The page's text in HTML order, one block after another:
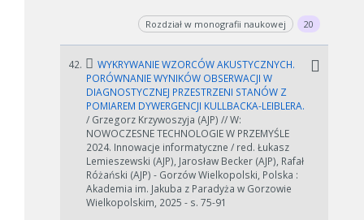
Rozdział w monografii naukowej 20
42.
WYKRYWANIE WZORCÓW AKUSTYCZNYCH.
PORÓWNANIE WYNIKÓW OBSERWACJI W
DIAGNOSTYCZNEJ PRZESTRZENI STANÓW Z
POMIAREM DYWERGENCJI KULLBACKA-LEIBLERA.
/ Grzegorz Krzywoszyja (AJP) // W:
NOWOCZESNE TECHNOLOGIE W PRZEMYŚLE
2024. Innowacje informatyczne / red. Łukasz
Lemieszewski (AJP), Jarosław Becker (AJP), Rafał
Różański (AJP) - Gorzów Wielkopolski, Polska :
Akademia im. Jakuba z Paradyża w Gorzowie
Wielkopolskim, 2025 - s. 75-91